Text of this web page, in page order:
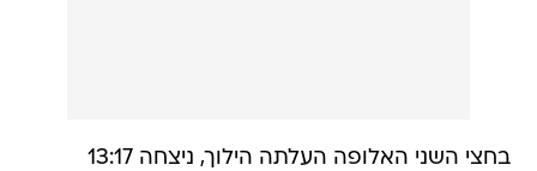
בחצי השני האלופה העלתה הילוך, ניצחה 13:17